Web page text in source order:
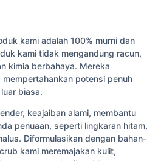
kami adalah 100% murni dan
kami tidak mengandung racun,
kimia berbahaya. Mereka
potensi penuh
biasa.
keajaiban alami, membantu
penuaan, seperti lingkaran hitam,
Diformulasikan dengan bahan-
kami meremajakan kulit,